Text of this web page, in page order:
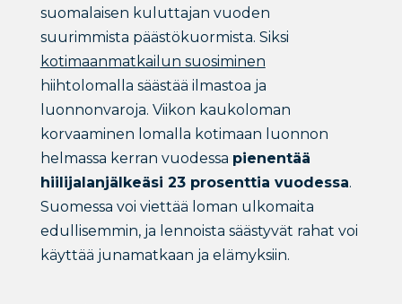
suomalaisen kuluttajan vuoden
suurimmista päästökuormista. Siksi
kotimaanmatkailun suosiminen
hiihtolomalla säästää ilmastoa ja
luonnonvaroja. Viikon kaukoloman
korvaaminen lomalla kotimaan luonnon
helmassa kerran vuodessa pienentää
hiilijalanjälkeäsi 23 prosenttia vuodessa.
Suomessa voi viettää loman ulkomaita
edullisemmin, ja lennoista säästyvät rahat voi
käyttää junamatkaan ja elämyksiin.